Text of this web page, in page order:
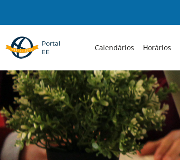
content
Calendários Horários